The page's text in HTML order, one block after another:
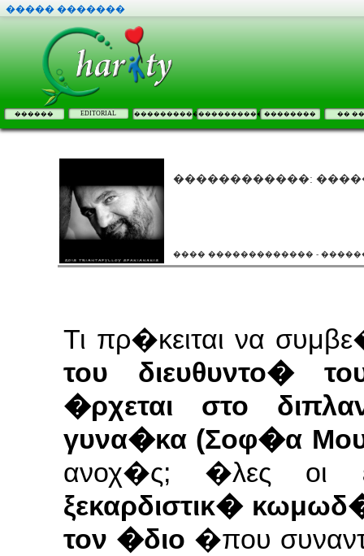
����� �������
������ EDITORIAL �������������������� �������� ��
������������:
���� ������������� -
Τι πρ�κειται να
του διευθυντο�
�ρχεται στο
γυνα�κα (Σοφ�α
ανοχ�ς; �λες οι
ξεκαρδιστικ�
τον �διο �που